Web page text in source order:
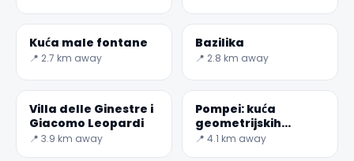
Kuća male fontane
📍 2.7 km away
Bazilika
📍 2.8 km away
Villa delle Ginestre i
Giacomo Leopardi
📍 3.9 km away
Pompei: kuća
geometrijskih
mozaika
📍 4.1 km away